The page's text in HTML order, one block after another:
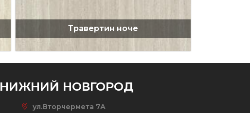
Травертин ноче
НИЖНИЙ НОВГОРОД
ул.Вторчермета 7А